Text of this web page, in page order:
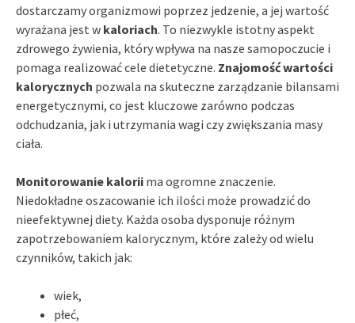
dostarczamy organizmowi poprzez jedzenie, a jej wartość
wyrażana jest w kaloriach. To niezwykle istotny aspekt
zdrowego żywienia, który wpływa na nasze samopoczucie i
pomaga realizować cele dietetyczne. Znajomość wartości
kalorycznych pozwala na skuteczne zarządzanie bilansami
energetycznymi, co jest kluczowe zarówno podczas
odchudzania, jak i utrzymania wagi czy zwiększania masy
ciała.
Monitorowanie kalorii ma ogromne znaczenie.
Niedokładne oszacowanie ich ilości może prowadzić do
nieefektywnej diety. Każda osoba dysponuje różnym
zapotrzebowaniem kalorycznym, które zależy od wielu
czynników, takich jak:
wiek,
płeć,